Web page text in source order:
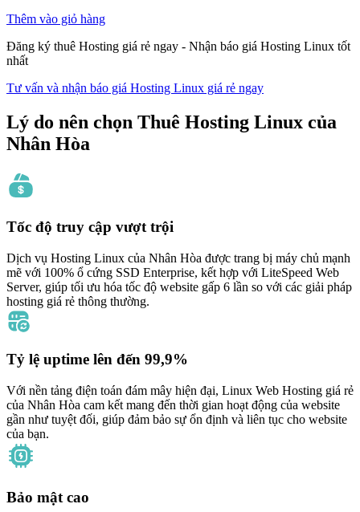
Thêm vào giỏ hàng
Đăng ký thuê Hosting giá rẻ ngay - Nhận báo giá Hosting Linux tốt
nhất
Tư vấn và nhận báo giá Hosting Linux giá rẻ ngay
Lý do nên chọn Thuê Hosting Linux của
Nhân Hòa
Tốc độ truy cập vượt trội
Dịch vụ Hosting Linux của Nhân Hòa được trang bị máy chủ mạnh
mẽ với 100% ổ cứng SSD Enterprise, kết hợp với LiteSpeed Web
Server, giúp tối ưu hóa tốc độ website gấp 6 lần so với các giải pháp
hosting giá rẻ thông thường.
Tỷ lệ uptime lên đến 99,9%
Với nền tảng điện toán đám mây hiện đại, Linux Web Hosting giá rẻ
của Nhân Hòa cam kết mang đến thời gian hoạt động của website
gần như tuyệt đối, giúp đảm bảo sự ổn định và liên tục cho website
của bạn.
Bảo mật cao